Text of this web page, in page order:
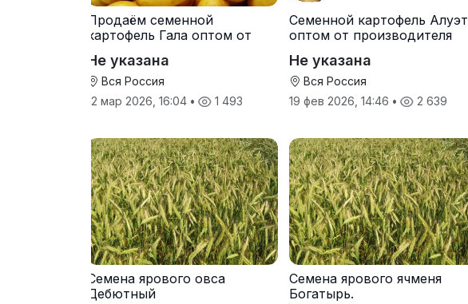
Продаём семенной
картофель Гала оптом от
Не указана
Вся Россия
12 мар 2026, 16:04 • 1 493
Семенной картофель Алуэт
оптом от производителя
Не указана
Вся Россия
19 фев 2026, 14:46 • 2 639
Семена ярового овса
Дебютный
Семена ярового ячменя
Богатырь.